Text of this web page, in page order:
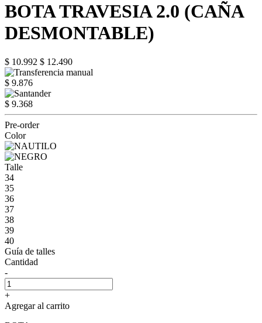
BOTA TRAVESIA 2.0 (CAÑA
DESMONTABLE)
$ 10.992 $ 12.490
$ 9.876
$ 9.368
Pre-order
Color
Talle
34
35
36
37
38
39
40
Guía de talles
Cantidad
-
+
Agregar al carrito